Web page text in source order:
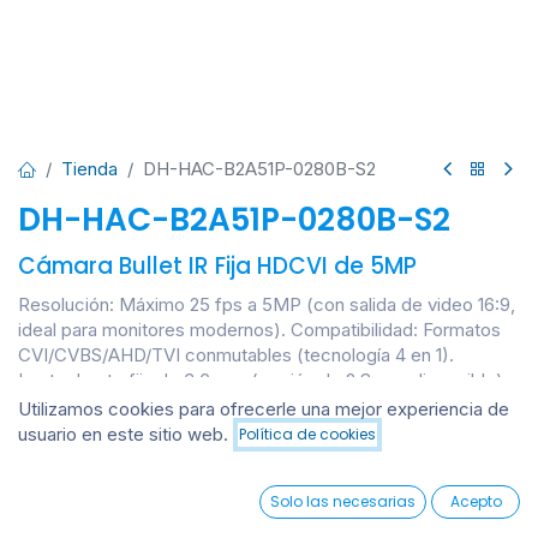
Añadir al carrito
0
Wishlist Account
Tienda DH-HAC-B2A51P-0280B-S2
DH-HAC-B2A51P-0280B-S2
Cámara Bullet IR Fija HDCVI de 5MP
Resolución: Máximo 25 fps a 5MP (con salida de video 16:9,
ideal para monitores modernos). Compatibilidad: Formatos
CVI/CVBS/AHD/TVI conmutables (tecnología 4 en 1).
Lente: Lente fija de 3.6 mm (opción de 2.8 mm disponible).
Visión Nocturna: IR inteligente (Smart IR) con alcance
máximo de 20 metros.
Resistencia y Energía: Clasificación IP67 (apta para
exteriores) y alimentación de 12 V CC.
para ver precio
Utilizamos cookies para ofrecerle una mejor experiencia de
usuario en este sitio web. Política de cookies
Solo las necesarias Acepto